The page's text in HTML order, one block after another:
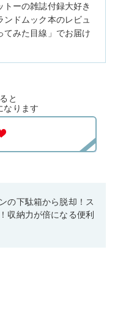
トーの雑誌付録大好き
ドムック本のレビュ
てみた目線」でお届け
と
なります
の下駄箱から脱却！ス
収納力が倍になる便利